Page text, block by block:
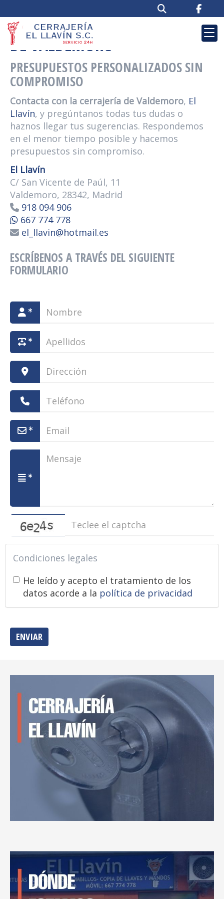
CONTACTA CON LA CERRAJERÍA
DE VALDEMORO
PRESUPUESTOS PERSONALIZADOS SIN
COMPROMISO
Contacta con la cerrajería de Valdemoro, El
Llavín, y pregúntanos todas tus dudas o
haznos llegar tus sugerencias. Respondemos
en el menor tiempo posible y hacemos
presupuestos sin compromiso.
El Llavín
C/ San Vicente de Paúl, 11
Valdemoro, 28342, Madrid
918 094 906
667 774 778
el_llavin
hotmail.es
ESCRÍBENOS A TRAVÉS DEL SIGUIENTE
FORMULARIO
captcha
Condiciones legales
He leído y acepto el tratamiento de los
datos acorde a la política de privacidad
ENVIAR